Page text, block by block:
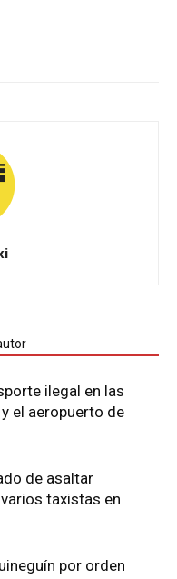
ilegal en las
el aeropuerto de
de asaltar
taxistas en
por orden